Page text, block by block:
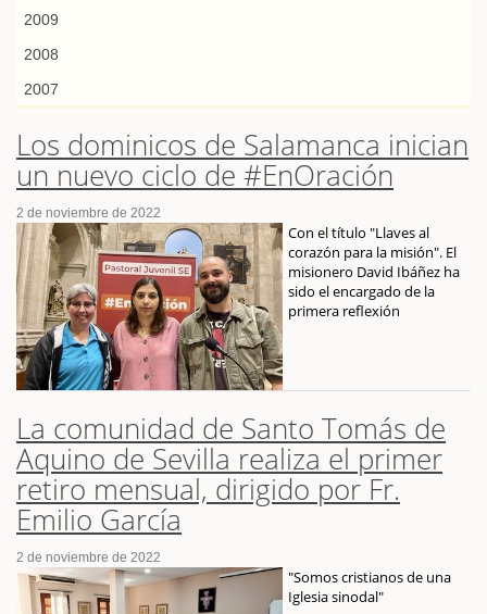
2009
2008
2007
Los dominicos de Salamanca inician
un nuevo ciclo de #EnOración
2 de noviembre de 2022
Con el título "Llaves al
corazón para la misión". El
misionero David Ibáñez ha
sido el encargado de la
primera reflexión
La comunidad de Santo Tomás de
Aquino de Sevilla realiza el primer
retiro mensual, dirigido por Fr.
Emilio García
2 de noviembre de 2022
"Somos cristianos de una
Iglesia sinodal"